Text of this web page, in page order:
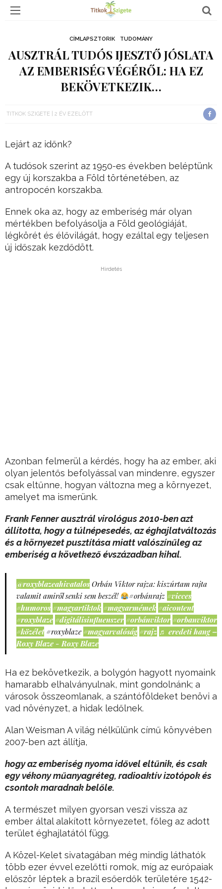
CÍMLAPSZTORIK TUDOMÁNY
AUSZTRÁL TUDÓS IJESZTŐ JÓSLATA
AZ EMBERISÉG VÉGÉRŐL: HA EZ
BEKÖVETKEZIK…
TITKOK SZIGETE 2 ÉV EZELŐTT
Lejárt az időnk?
A tudósok szerint az 1950-es években beléptünk
egy új korszakba a Föld történetében, az
antropocén korszakba.
Ennek oka az, hogy az emberiség már olyan
mértékben befolyásolja a Föld geológiáját,
légkörét és élővilágát, hogy ezáltal egy teljesen
új időszak kezdődött.
Hirdetés
Azonban felmerül a kérdés, hogy ha az ember, aki
olyan jelentős befolyással van mindenre, egyszer
csak eltűnne, hogyan változna meg a környezet,
amelyet ma ismerünk.
Frank Fenner ausztrál virológus 2010-ben azt
állította, hogy a túlnépesedés, az éghajlatváltozás
és a környezet pusztítása miatt valószínűleg az
emberiség a következő évszázadban kihal.
@roxyblazeahivatalos Orbán Viktor rajza: kiszúrtam rajta
valamit amiről senki sem beszél!
#orbánrajz #vicces
#humoros #magyartiktok #magyarmémek #aicontent
#roxyblaze #digitálisinfluenszer #orbánviktor #orbanviktor
#közélet #roxyblaze #magyarvalóság #rajz ♬ eredeti hang –
Roxy Blaze - Roxy Blaze
Ha ez bekövetkezik, a bolygón hagyott nyomaink
hamarabb elhalványulnak, mint gondolnánk; a
városok összeomlanak, a szántóföldeket benövi a
vad növényzet, a hidak ledőlnek.
Alan Weisman A világ nélkülünk című könyvében
2007-ben azt állítja,
hogy az emberiség nyoma idővel eltűnik, és csak
egy vékony műanyagréteg, radioaktív izotópok és
csontok maradnak belőle.
A természet milyen gyorsan veszi vissza az
ember által alakított környezetet, főleg az adott
terület éghajlatától függ.
A Közel-Kelet sivatagában még mindig láthatók
több ezer évvel ezelőtti romok, míg az európaiak
először léptek a brazil esőerdők területére 1542-